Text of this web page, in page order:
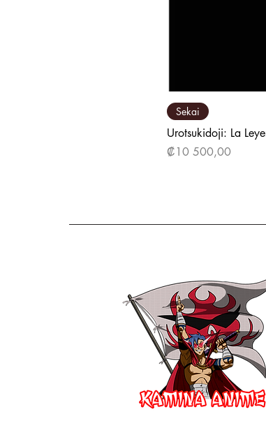
Sekai
Urotsukidoji: La
Precio
₡10 500,00